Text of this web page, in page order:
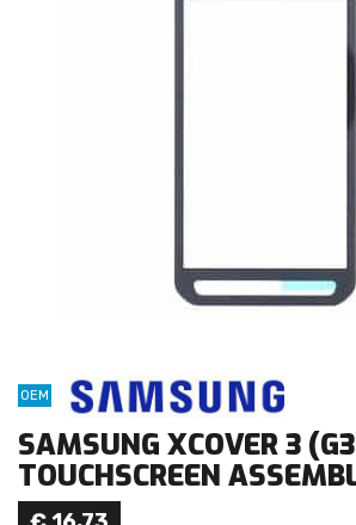
OEM
SAMSUNG XCOVER 3
TOUCHSCREEN